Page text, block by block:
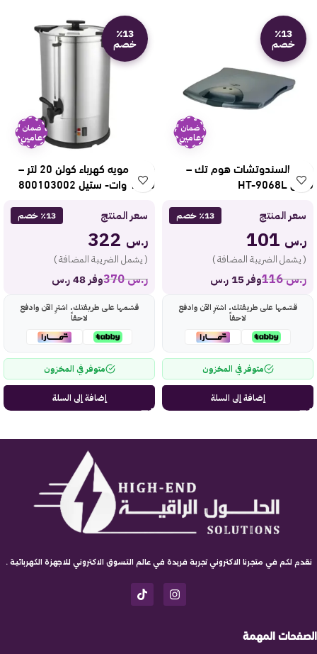
٪13
خصم
ضمان
عامين
صانع السندوتشات هوم تك –
فضي HT-9068L
سعر المنتج ٪13 خصم
ر.س
( يشمل الضريبة المضافة )
ر.س116 وفر 15 ر.س
قسّمها على طريقتك، اشترِ الآن وادفع
لاحقاً
متوفر في المخزون
إضافة إلى السلة
٪13
خصم
ضمان
عامين
غلاية مويه كهرباء كولن 20 لتر –
1200 وات- ستيل 800103002
سعر المنتج ٪13 خصم
ر.س
( يشمل الضريبة المضافة )
ر.س370 وفر 48 ر.س
قسّمها على طريقتك، اشترِ الآن وادفع
لاحقاً
متوفر في المخزون
إضافة إلى السلة
نقدم لكم في متجرنا الاكتروني تجربة فريدة في عالم التسوق الاكتروني للاجهزة الكهربائية .
الصفحات المهمة